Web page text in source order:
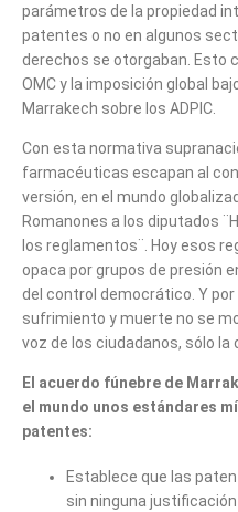
parámetros de la propiedad
patentes o no en algunos
derechos se otorgaban. Esto
OMC y la imposición global
Marrakech sobre los ADPIC.
Con esta normativa
farmacéuticas escapan al
versión, en el mundo
Romanones a los diputados
los reglamentos¨. Hoy esos
opaca por grupos de presión
del control democrático. Y
sufrimiento y muerte no se
voz de los ciudadanos, sólo
El acuerdo fúnebre de
el mundo unos estándares
patentes:
Establece que las
sin ninguna